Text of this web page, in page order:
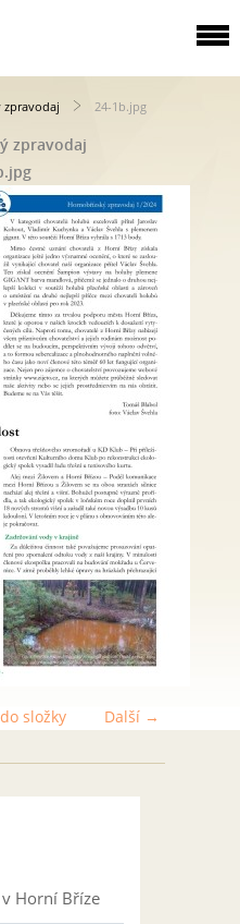
zpravodaj 24-1b.jpg
zpravodaj
Další →
složky
Horní Bříze